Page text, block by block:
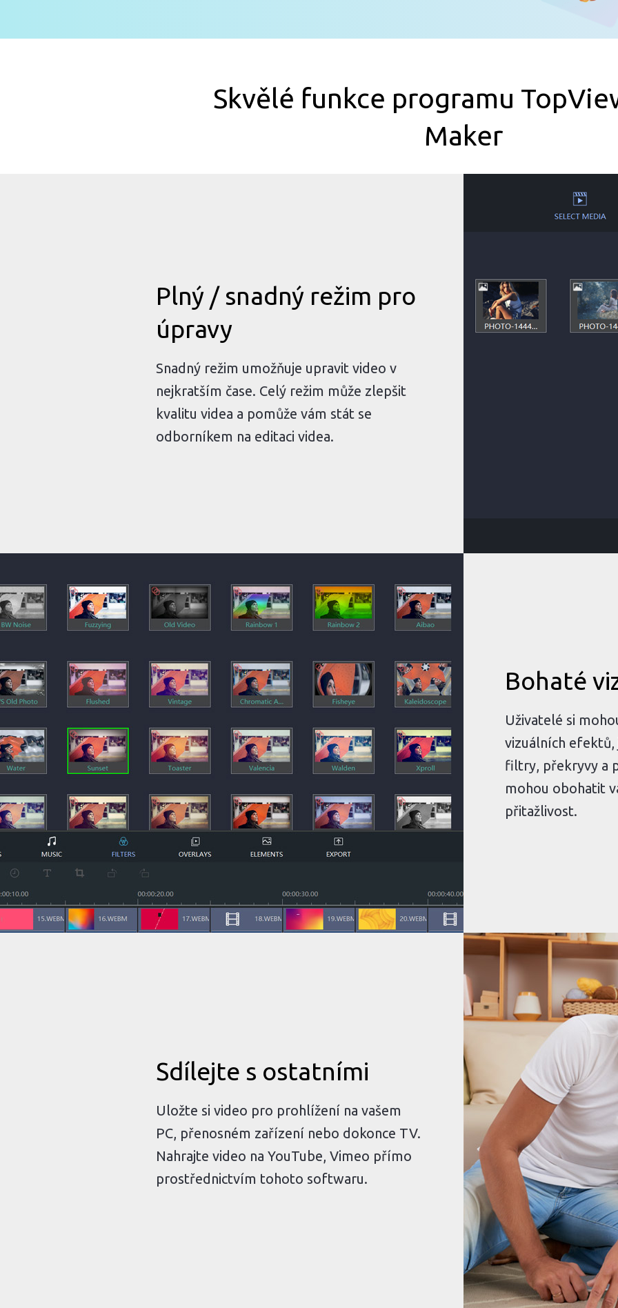
Skvělé funkce programu
Maker
Plný / snadný režim pro
úpravy
Snadný režim umožňuje upravit video v
nejkratším čase. Celý režim může zlepšit
kvalitu videa a pomůže vám stát se
odborníkem na editaci videa.
Bohaté
Uživatelé si
vizuálních efektů,
filtry, překryvy a
mohou obohatit
přitažlivost.
Sdílejte s ostatními
Uložte si video pro prohlížení na vašem
PC, přenosném zařízení nebo dokonce TV.
Nahrajte video na YouTube, Vimeo přímo
prostřednictvím tohoto softwaru.